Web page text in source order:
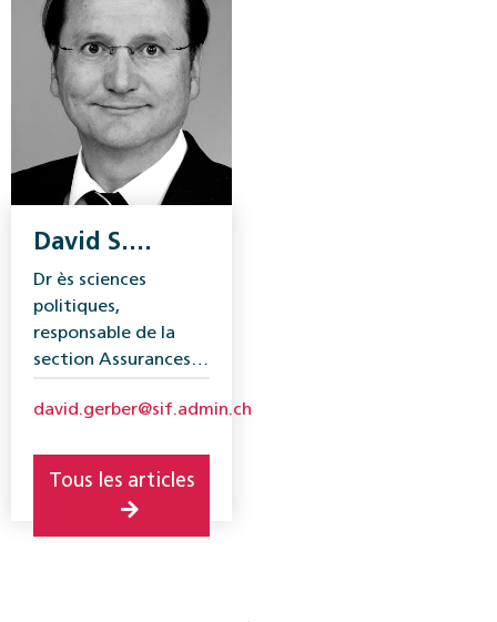
David S.
Gerber
Dr ès sciences
politiques,
responsable de la
section Assurances
Secrétariat d’État
internationales (SFI)
david.gerber@sif.admin.ch
Tous les articles